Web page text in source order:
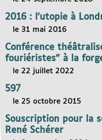
2016 : l’utopie à
le 31 mai 2016
Conférence
fouriéristes" à la
le 22 juillet 2022
597
le 25 octobre 2015
Souscription pour la
René Schérer